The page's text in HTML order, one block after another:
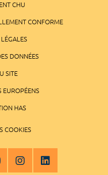
CHU
CONFORME
DONNÉES
SITE
EUROPÉENS
HAS
COOKIES